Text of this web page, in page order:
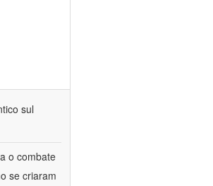
sul
o combate
se criaram